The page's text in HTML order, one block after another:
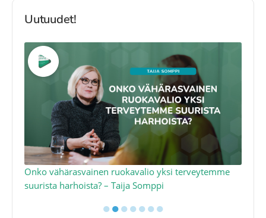
Uutuudet!
Onko vähärasvainen ruokavalio yksi terveytemme
suurista harhoista? – Taija Somppi
●●●●●●●